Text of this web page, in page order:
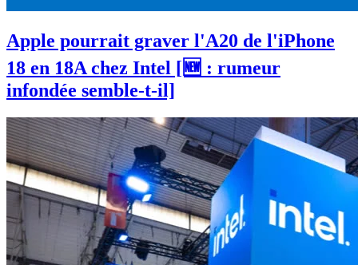
Apple pourrait graver l'A20 de l'iPhone
18 en 18A chez Intel [🆕 : rumeur
infondée semble-t-il]